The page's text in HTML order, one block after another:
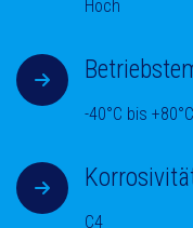
Hoch
-40°C bis
C4